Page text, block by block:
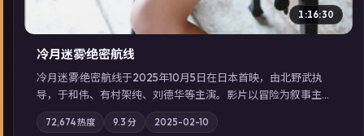
1:16:30
冷月迷雾·绝密航线
冷月迷雾·绝密航线于2025年10月5日在日本首映，由北野武执
导，于和伟、有村架纯、刘德华等主演。影片以冒险为叙事主
轴，记忆碎片重组后，主角发现自己从未活过“真实”的一天；摄
影与配乐强化地域气质；站内亦可通过「国产免费观看高清电视
72,674热度 9.3 分 2025-02-10